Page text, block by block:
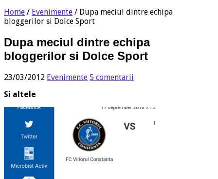
Home / Evenimente / Dupa meciul dintre echipa
bloggerilor si Dolce Sport
Dupa meciul dintre echipa
bloggerilor si Dolce Sport
23/03/2012 Evenimente 5 comentarii
Si altele